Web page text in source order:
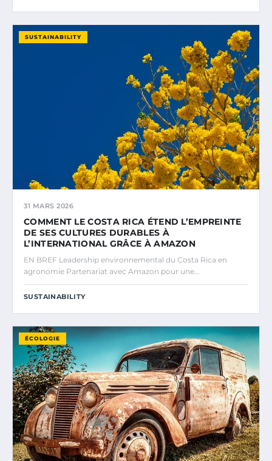
SUSTAINABILITY
31 MARS 2026
COMMENT LE COSTA RICA ÉTEND L’EMPREINTE
DE SES CULTURES DURABLES À
L’INTERNATIONAL GRÂCE À AMAZON
EN BREF Leadership environnemental du Costa Rica en
agronomie Partenariat avec Amazon pour une…
SUSTAINABILITY
ÉCOLOGIE